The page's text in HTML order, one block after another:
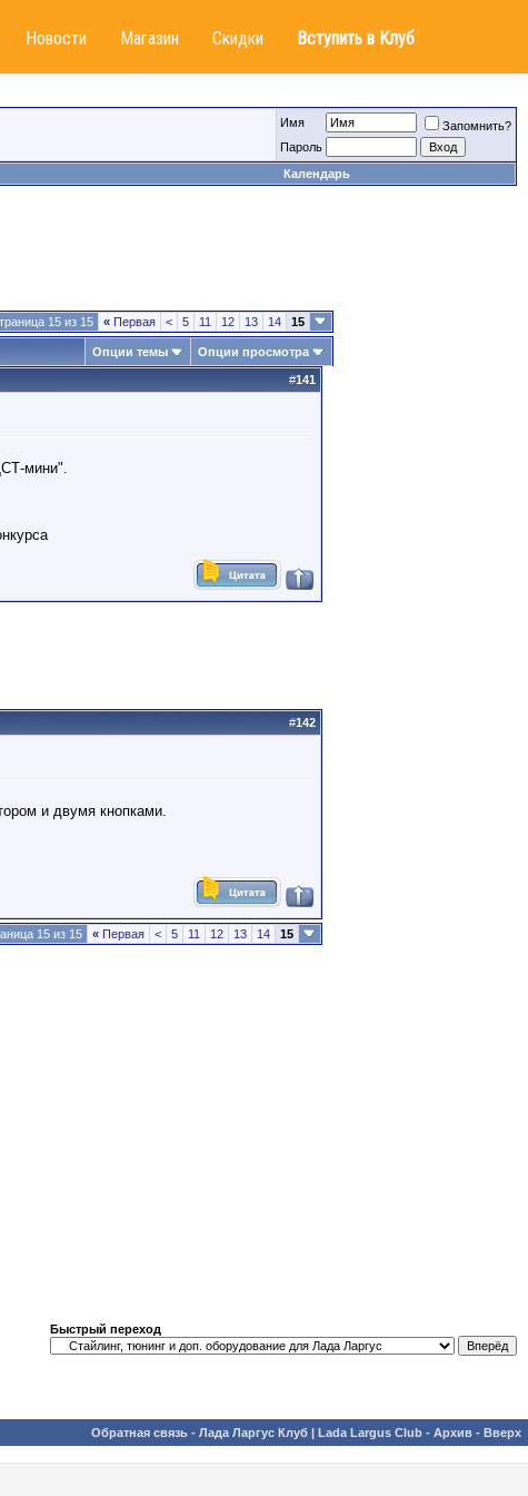
Новости Магазин Скидки Вступить в Клуб
Имя
Запомнить?
Пароль
Календарь
15 из 15 « Первая < 5 11 12 13 14 15
Опции темы Опции просмотра
#141
мини".
#142
и двумя кнопками.
15 из 15 « Первая < 5 11 12 13 14 15
Быстрый переход
Обратная связь - Лада Ларгус Клуб | Lada Largus Club - Архив - Вверх